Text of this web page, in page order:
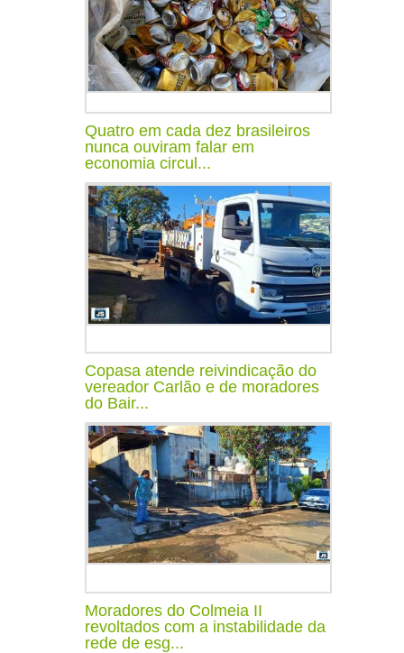
Quatro em cada dez brasileiros
nunca ouviram falar em
economia circul...
Copasa atende reivindicação do
vereador Carlão e de moradores
do Bair...
Moradores do Colmeia II
revoltados com a instabilidade da
rede de esg...